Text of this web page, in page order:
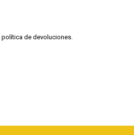
política de devoluciones